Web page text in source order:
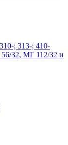
; 313-; 410-
32, МГ 112/32 и